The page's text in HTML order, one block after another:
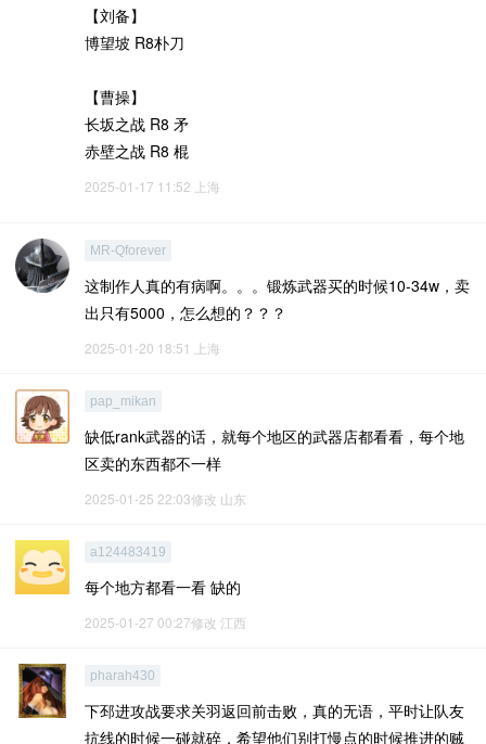
【刘备】
博望坡 R8朴刀
【曹操】
长坂之战 R8 矛
赤壁之战 R8 棍
2025-01-17 11:52 上海
MR-Qforever
这制作人真的有病啊。。。锻炼武器买的时候10-34w，卖
出只有5000，怎么想的？？？
2025-01-20 18:51 上海
pap_mikan
缺低rank武器的话，就每个地区的武器店都看看，每个地
区卖的东西都不一样
2025-01-25 22:03修改 山东
a124483419
每个地方都看一看 缺的
2025-01-27 00:27修改 江西
pharah430
下邳进攻战要求关羽返回前击败，真的无语，平时让队友
抗线的时候一碰就碎，希望他们别打慢点的时候推进的贼